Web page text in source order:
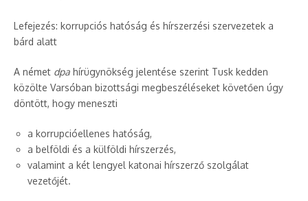
Lefejezés: korrupciós hatóság és hírszerzési szervezetek a
bárd alatt
A német dpa hírügynökség jelentése szerint Tusk kedden
közölte Varsóban bizottsági megbeszéléseket követően úgy
döntött, hogy meneszti
a korrupcióellenes hatóság,
a belföldi és a külföldi hírszerzés,
valamint a két lengyel katonai hírszerző szolgálat
vezetőjét.